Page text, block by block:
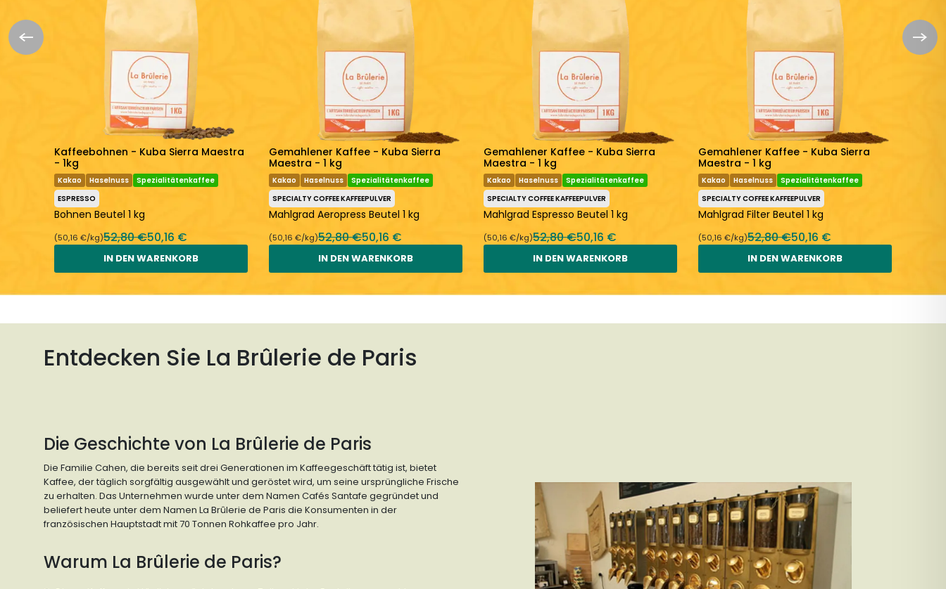
Kaffeebohnen - Kuba Sierra Maestra
- 1kg
Kakao Haselnuss
Spezialitätenkaffee
ESPRESSO
Bohnen Beutel 1 kg
(50,16 €/kg)52,80 €50,16 €
IN DEN WARENKORB
Gemahlener Kaffee - Kuba Sierra
Maestra - 1 kg
Kakao Haselnuss
Spezialitätenkaffee
SPECIALTY COFFEE KAFFEEPULVER
Mahlgrad Aeropress Beutel 1 kg
(50,16 €/kg)52,80 €50,16 €
IN DEN WARENKORB
Gemahlener Kaffee - Kuba Sierra
Maestra - 1 kg
Kakao Haselnuss
Spezialitätenkaffee
SPECIALTY COFFEE KAFFEEPULVER
Mahlgrad Espresso Beutel 1 kg
(50,16 €/kg)52,80 €50,16 €
IN DEN WARENKORB
Gemahlener Kaffee - Kuba Sierra
Maestra - 1 kg
Kakao Haselnuss
Spezialitätenkaffee
SPECIALTY COFFEE KAFFEEPULVER
Mahlgrad Filter Beutel 1 kg
(50,16 €/kg)52,80 €50,16 €
IN DEN WARENKORB
Entdecken Sie La Brûlerie de Paris
Die Geschichte von La Brûlerie de Paris
Die Familie Cahen, die bereits seit drei Generationen im Kaffeegeschäft tätig ist, bietet
Kaffee, der täglich sorgfältig ausgewählt und geröstet wird, um seine ursprüngliche Frische
zu erhalten. Das Unternehmen wurde unter dem Namen Cafés Santafe gegründet und
beliefert heute unter dem Namen La Brûlerie de Paris die Konsumenten in der
französischen Hauptstadt mit 70 Tonnen Rohkaffee pro Jahr.
Warum La Brûlerie de Paris?